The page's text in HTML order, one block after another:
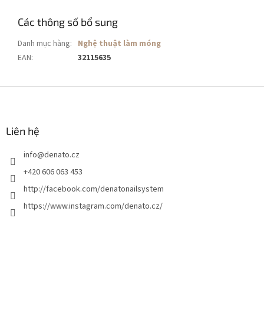
Các thông số bổ sung
Danh mục hàng: Nghệ thuật làm móng
EAN: 32115635
Liên hệ
info@denato.cz
+420 606 063 453
http://facebook.com/denatonailsystem
https://www.instagram.com/denato.cz/